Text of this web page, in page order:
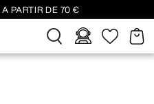
A PARTIR DE 70 €